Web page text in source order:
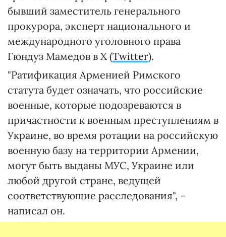
бывший заместитель генерального
прокурора, эксперт национального и
международного уголовного права
Гюндуз Мамедов в X (Twitter).
"Ратификация Арменией Римского
статута будет означать, что российские
военные, которые подозреваются в
причастности к военным преступлениям в
Украине, во время ротации на российскую
военную базу на территории Армении,
могут быть выданы МУС, Украине или
любой другой стране, ведущей
соответствующие расследования", –
написал он.